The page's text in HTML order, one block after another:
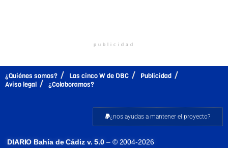
publicidad
¿Quiénes somos? Las cinco W de DBC
Publicidad
Aviso legal
¿Colaboramos?
¿nos ayudas a mantener el proyecto?
DIARIO Bahía de Cádiz v. 5.0 – © 2004-2026